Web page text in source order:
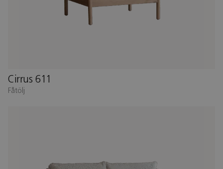
Cirrus 611
Fåtölj